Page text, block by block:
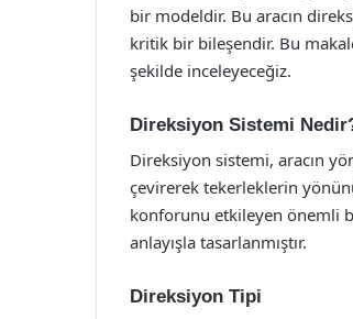
bir modeldir. Bu aracın
kritik bir bileşendir. Bu
şekilde inceleyeceğiz.
Direksiyon Sistemi
Direksiyon sistemi, aracın
çevirerek tekerleklerin
konforunu etkileyen önemli
anlayışla tasarlanmıştır.
Direksiyon Tipi